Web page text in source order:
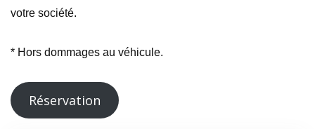
votre société.
* Hors dommages au véhicule.
Réservation